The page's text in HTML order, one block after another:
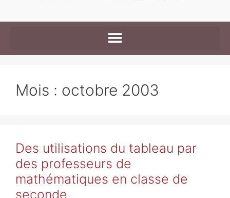
Mois : octobre 2003
Des utilisations du tableau par
des professeurs de
mathématiques en classe de
seconde